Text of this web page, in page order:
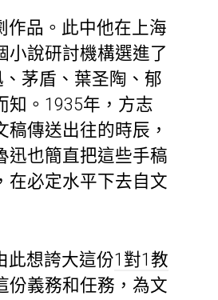
作品。此中他在上海
小說研討機構選進了
茅盾、葉圣陶、郁
知。1935年，方志
傳送出往的時辰，
迅也簡直把這些手稿
在必定水平下去自文
此想誇大這份1對1教
份義務和任務，為文